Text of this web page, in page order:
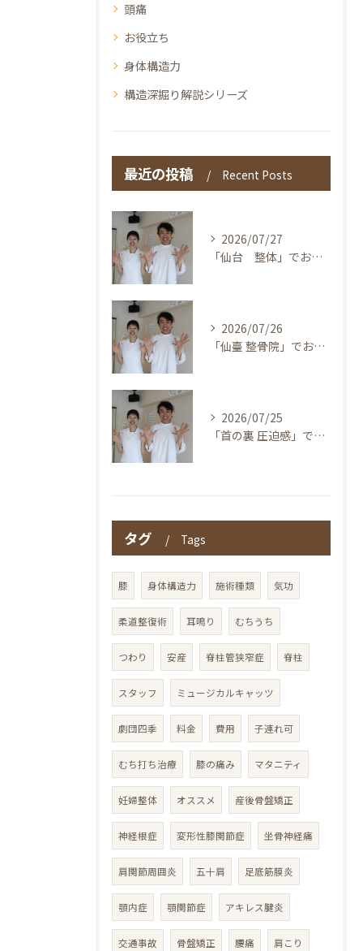
頭痛
お役立ち
身体構造力
構造深掘り解説シリーズ
最近の投稿 Recent Posts
2026/07/27
「仙台 整体」でお探しの方へ〜本当の整体を仙台で！伊東鍼灸整骨院
2026/07/26
「仙臺 整骨院」でお探しの方へ〜本当の整体を仙台で！伊東鍼灸整骨院
2026/07/25
「首の裏 圧迫感」でお探しの方へ〜本当の整体を仙台で！伊東鍼灸整骨院
タグ Tags
膝 身体構造力 施術種類 気功
柔道整復術 耳鳴り むちうち
つわり 安産 脊柱管狭窄症 脊柱
スタッフ ミュージカルキャッツ
劇団四季 料金 費用 子連れ可
むち打ち治療 膝の痛み マタニティ
妊婦整体 オススメ 産後骨盤矯正
神経根症 変形性膝関節症 坐骨神経痛
肩関節周囲炎 五十肩 足底筋膜炎
顎内症 顎関節症 アキレス腱炎
交通事故 骨盤矯正 腰痛 肩こり